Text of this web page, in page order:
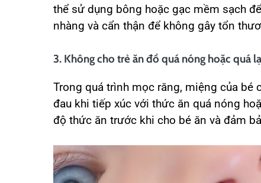
thể sử dụng bông hoặc gạc mềm sạch
nhàng và cẩn thận để không gây tổn
3. Không cho trẻ ăn đồ quá nóng hoặc quá
Trong quá trình mọc răng, miệng của bé
đau khi tiếp xúc với thức ăn quá nóng
độ thức ăn trước khi cho bé ăn và đảm